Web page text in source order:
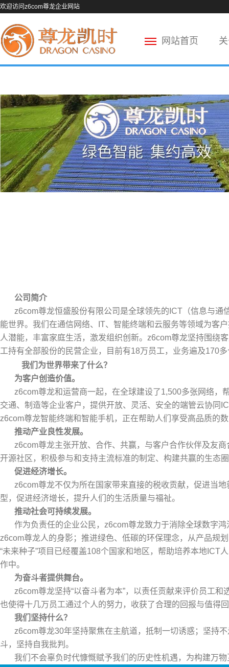
欢迎访问z6com尊龙企业网站
网站首页
公司简介
z6com尊龙恒盛股份有限公司是全球领先的ICT（信息与
能世界。我们在通信网络、IT、智能终端和云服务等领域为客
人潜能，丰富家庭生活，激发组织创新。z6com尊龙坚持围绕
工持有全部股份的民营企业，目前有18万员工，业务遍及170
我们为世界带来了什么？
为客户创造价值。
z6com尊龙和运营商一起，在全球建设了1,500多张网络
交通、制造等企业客户，提供开放、灵活、安全的端管云协同
z6com尊龙智能终端和智能手机，正在帮助人们享受高品质的
推动产业良性发展。
z6com尊龙主张开放、合作、共赢，与客户合作伙伴及友
开源社区，积极参与和支持主流标准的制定、构建共赢的生态
促进经济增长。
z6com尊龙不仅为所在国家带来直接的税收贡献，促进当
型，促进经济增长，提升人们的生活质量与福祉。
推动社会可持续发展。
作为负责任的企业公民，z6com尊龙致力于消除全球数字
z6com尊龙人的身影；推进绿色、低碳的环保理念，从产品规
“未来种子”项目已经覆盖108个国家和地区，帮助培养本地
作中。
为奋斗者提供舞台。
z6com尊龙坚持“以奋斗者为本”，以责任贡献来评价员工
也使得十几万员工通过个人的努力，收获了合理的回报与值得
我们坚持什么？
z6com尊龙30年坚持聚焦在主航道，抵制一切诱惑；坚持
斗，坚持自我批判。
我们不会辜负时代慷慨赋予我们的历史性机遇，为构建万